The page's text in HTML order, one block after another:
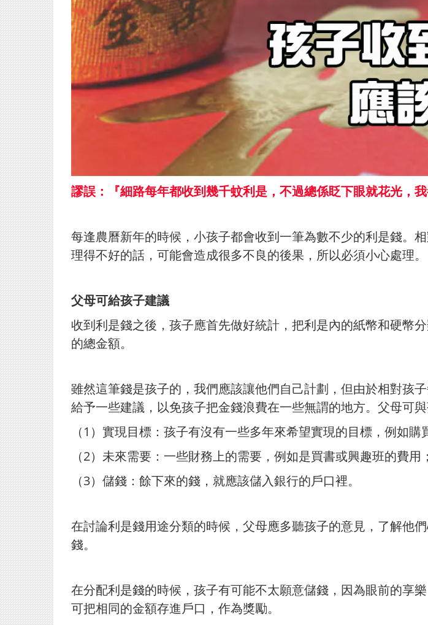
謬誤：『細路每年都收到幾千蚊利是，不過總係眨下眼就花光，我
每逢農曆新年的時候，小孩子都會收到一筆為數不少的利是錢。
理得不好的話，可能會造成很多不良的後果，所以必須小心處理。
父母可給孩子建議
收到利是錢之後，孩子應首先做好統計，把利是內的紙幣和硬幣
的總金額。
雖然這筆錢是孩子的，我們應該讓他們自己計劃，但由於相對孩
給予一些建議，以免孩子把金錢浪費在一些無謂的地方。父母可
（1）實現目標：孩子有沒有一些多年來希望實現的目標，例如購
（2）未來需要：一些財務上的需要，例如是買書或興趣班的費用；
（3）儲錢：餘下來的錢，就應該儲入銀行的戶口裡。
在討論利是錢用途分類的時候，父母應多聽孩子的意見，了解他
錢。
在分配利是錢的時候，孩子有可能不太願意儲錢，因為眼前的享
可把相同的金額存進戶口，作為獎勵。